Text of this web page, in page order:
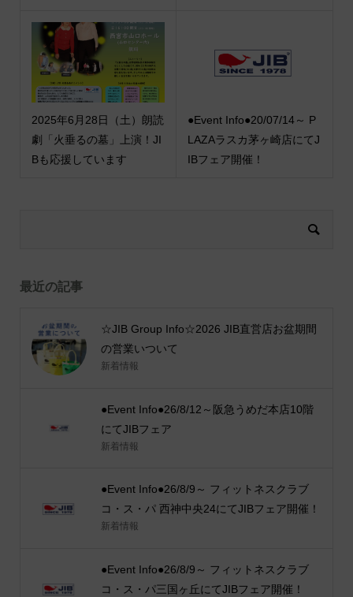
2025年6月28日（土）朗読
劇「火垂るの墓」上演！JI
Bも応援しています
●Event Info●20/07/14～ P
LAZAラスカ茅ヶ崎店にてJ
IBフェア開催！
最近の記事
☆JIB Group Info☆2026 JIB直営店お盆期間
の営業いついて
新着情報
●Event Info●26/8/12～阪急うめだ本店10階
にてJIBフェア
新着情報
●Event Info●26/8/9～ フィットネスクラブ
コ・ス・パ 西神中央24にてJIBフェア開催！
新着情報
●Event Info●26/8/9～ フィットネスクラブ
コ・ス・パ三国ヶ丘にてJIBフェア開催！